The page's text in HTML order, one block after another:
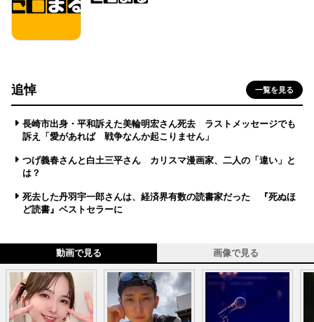
追悼 一覧を見る
長崎市出身・平和訴えた美輪明宏さん死去 ラストメッセージでも
訴え「愛があれば 戦争なんか起こりません」
つげ義春さんと白土三平さん カリスマ漫画家、二人の「違い」と
は？
死去した丹羽宇一郎さんは、経済界有数の読書家だった 『死ぬほ
ど読書』ベストセラーに
動画で見る 画像で見る